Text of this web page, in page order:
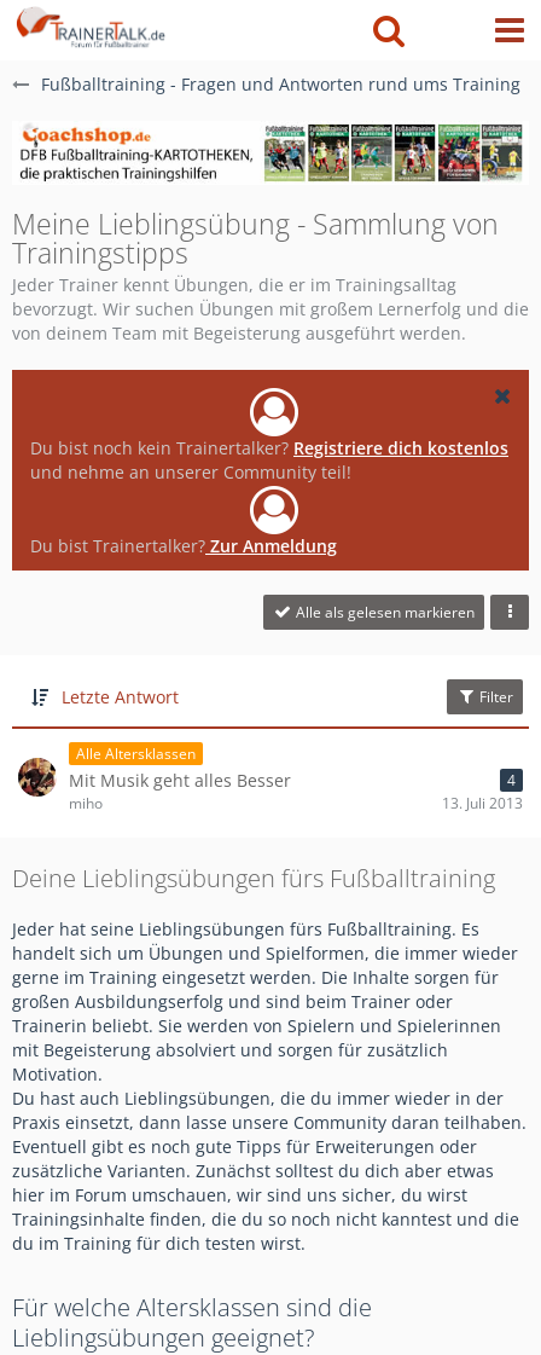
Fußballtraining - Fragen und Antworten rund ums Training
Meine Lieblingsübung - Sammlung von
Trainingstipps
Jeder Trainer kennt Übungen, die er im Trainingsalltag
bevorzugt. Wir suchen Übungen mit großem Lernerfolg und die
von deinem Team mit Begeisterung ausgeführt werden.
Du bist noch kein Trainertalker? Registriere dich kostenlos
und nehme an unserer Community teil!
Du bist Trainertalker? Zur Anmeldung
Alle als gelesen markieren
Letzte Antwort Filter
Alle Altersklassen
Mit Musik geht alles Besser
4
miho
13. Juli 2013
Deine Lieblingsübungen fürs Fußballtraining
Jeder hat seine Lieblingsübungen fürs Fußballtraining. Es
handelt sich um Übungen und Spielformen, die immer wieder
gerne im Training eingesetzt werden. Die Inhalte sorgen für
großen Ausbildungserfolg und sind beim Trainer oder
Trainerin beliebt. Sie werden von Spielern und Spielerinnen
mit Begeisterung absolviert und sorgen für zusätzlich
Motivation.
Du hast auch Lieblingsübungen, die du immer wieder in der
Praxis einsetzt, dann lasse unsere Community daran teilhaben.
Eventuell gibt es noch gute Tipps für Erweiterungen oder
zusätzliche Varianten. Zunächst solltest du dich aber etwas
hier im Forum umschauen, wir sind uns sicher, du wirst
Trainingsinhalte finden, die du so noch nicht kanntest und die
du im Training für dich testen wirst.
Für welche Altersklassen sind die
Lieblingsübungen geeignet?